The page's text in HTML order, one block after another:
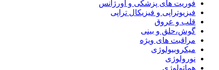
فوریت های پزشکی و اورژانس
فیزیوتراپی و فیزیکال تراپی
قلب و عروق
گوش،حلق و بینی
مراقبت های ویژه
میکروبیولوژی
نورولوژی
هماتولوژی